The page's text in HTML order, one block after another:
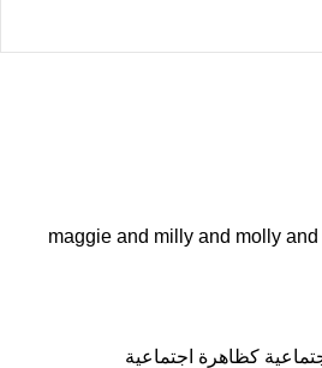
كظاهرة اجتماعية